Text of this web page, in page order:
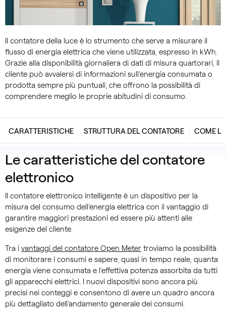
Il contatore della luce è lo strumento che serve a misurare il
flusso di energia elettrica che viene utilizzata, espresso in kWh.
Grazie alla disponibilità giornaliera di dati di misura quartorari, il
cliente può avvalersi di informazioni sull’energia consumata o
prodotta sempre più puntuali, che offrono la possibilità di
comprendere meglio le proprie abitudini di consumo.
CARATTERISTICHE STRUTTURA DEL CONTATORE COME
Le caratteristiche del contatore
elettronico
Il contatore elettronico intelligente è un dispositivo per la
misura del consumo dell’energia elettrica con il vantaggio di
garantire maggiori prestazioni ed essere più attenti alle
esigenze del cliente.
Tra i vantaggi del contatore Open Meter troviamo la possibilità
di monitorare i consumi e sapere, quasi in tempo reale, quanta
energia viene consumata e l’effettiva potenza assorbita da tutti
gli apparecchi elettrici. I nuovi dispositivi sono ancora più
precisi nei conteggi e consentono di avere un quadro ancora
più dettagliato dell’andamento generale dei consumi.